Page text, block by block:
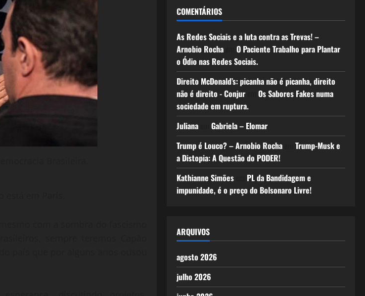
COMENTÁRIOS
As Redes Sociais e a luta contra as Trevas! –
Arnobio Rochaem O Paciente Trabalho para Plantar
o Ódio nas Redes Sociais.
Direito McDonald’s: picanha não é picanha, direito
não é direito - Conjurem Os Sabores Fakes numa
sociedade em ruptura.
Julianaem Gabriela – Elomar
Trump é Louco? – Arnobio Rochaem Trump-Musk e
a Distopia: A Questão do PODER!
Kathianne Simõesem PL da Bandidagem e
impunidade, é o preço do Bolsonaro Livre!
ARQUIVOS
agosto 2026
julho 2026